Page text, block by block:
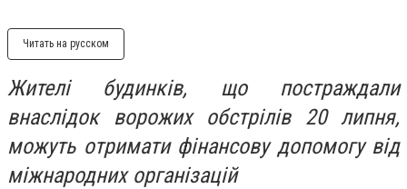
Читать на русском
Жителі будинків, що постраждали
внаслідок ворожих обстрілів 20 липня,
можуть отримати фінансову допомогу від
міжнародних організацій